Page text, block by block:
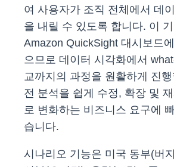
여 사용자가 조직 전체에서 데
을 내릴 수 있도록 합니다. 이
Amazon QuickSight 대시보드
으므로 데이터 시각화에서
교까지의 과정을 원활하게 진행
전 분석을 쉽게 수정, 확장 및
로 변화하는 비즈니스 요구에
습니다.
시나리오 기능은 미국 동부(버